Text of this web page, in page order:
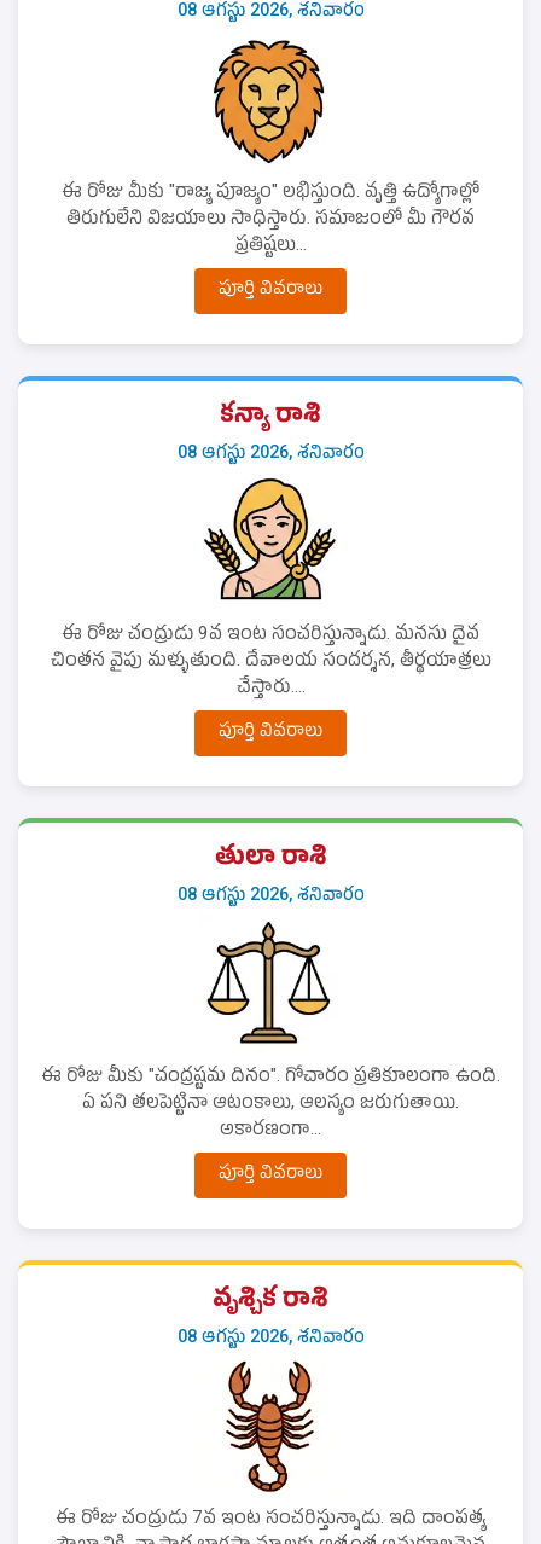
08 ఆగస్టు 2026, శనివారం
ఈ రోజు మీకు "రాజ్య పూజ్యం" లభిస్తుంది. వృత్తి ఉద్యోగాల్లో
తిరుగులేని విజయాలు సాధిస్తారు. సమాజంలో మీ గౌరవ
ప్రతిష్టలు...
పూర్తి వివరాలు
కన్యా రాశి
08 ఆగస్టు 2026, శనివారం
ఈ రోజు చంద్రుడు 9వ ఇంట సంచరిస్తున్నాడు. మనసు దైవ
చింతన వైపు మళ్ళుతుంది. దేవాలయ సందర్శన, తీర్థయాత్రలు
చేస్తారు....
పూర్తి వివరాలు
తులా రాశి
08 ఆగస్టు 2026, శనివారం
ఈ రోజు మీకు "చంద్రష్టమ దినం". గోచారం ప్రతికూలంగా ఉంది.
ఏ పని తలపెట్టినా ఆటంకాలు, ఆలస్యం జరుగుతాయి.
అకారణంగా...
పూర్తి వివరాలు
వృశ్చిక రాశి
08 ఆగస్టు 2026, శనివారం
ఈ రోజు చంద్రుడు 7వ ఇంట సంచరిస్తున్నాడు. ఇది దాంపత్య